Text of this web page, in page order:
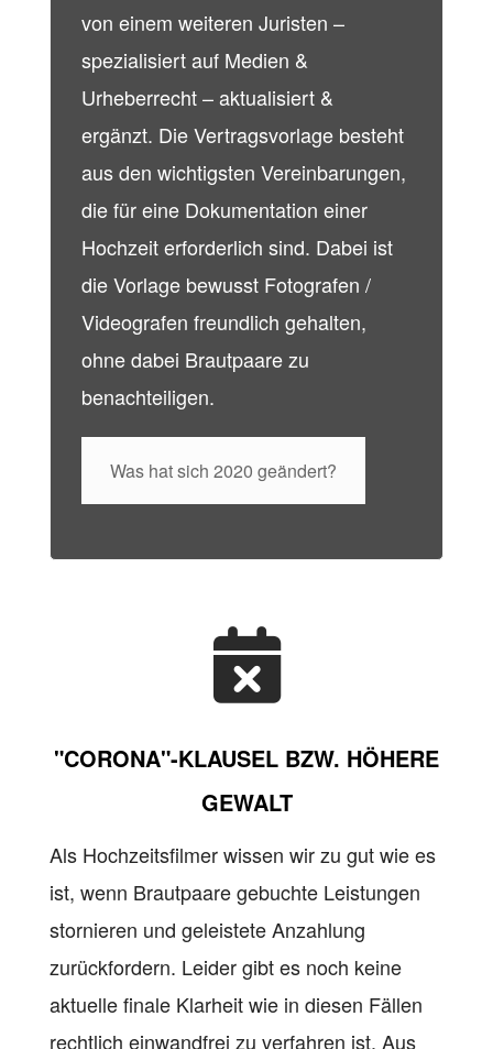
von einem weiteren Juristen –
spezialisiert auf Medien &
Urheberrecht – aktualisiert &
ergänzt. Die Vertragsvorlage besteht
aus den wichtigsten Vereinbarungen,
die für eine Dokumentation einer
Hochzeit erforderlich sind. Dabei ist
die Vorlage bewusst Fotografen /
Videografen freundlich gehalten,
ohne dabei Brautpaare zu
benachteiligen.
Was hat sich 2020 geändert?
"CORONA"-KLAUSEL BZW. HÖHERE
GEWALT
Als Hochzeitsfilmer wissen wir zu gut wie es
ist, wenn Brautpaare gebuchte Leistungen
stornieren und geleistete Anzahlung
zurückfordern. Leider gibt es noch keine
aktuelle finale Klarheit wie in diesen Fällen
rechtlich einwandfrei zu verfahren ist. Aus